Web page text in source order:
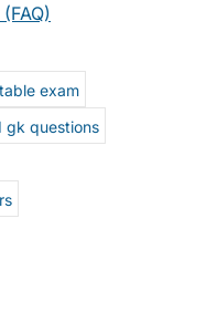
exam
gk questions